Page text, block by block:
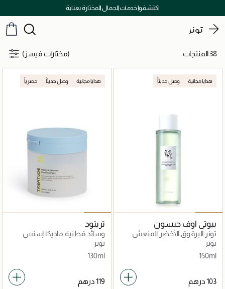
اكتشفوا خدمات الجمال المختارة بعناية
تونر
38 المنتجات (مختارات فيسز)
هدايا مجانية وصل حديثاً
بيوتي اوف جيسون
تونر البرقوق الأخضر المنعش
تونر
150ml
هدايا مجانية وصل حديثاً حصرياً
تريتود
وسائد قطنية ماديكا إسنس
المهدئة للبشرة
تونر
130ml